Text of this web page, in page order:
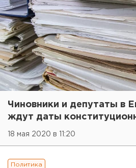
Чиновники и депутаты в
ждут даты
18 мая 2020 в 11:20
Политика